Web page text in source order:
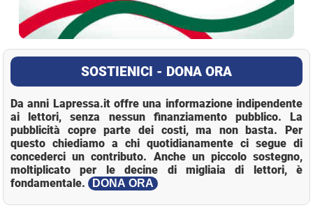
SOSTIENICI - DONA ORA
Da anni Lapressa.it offre una informazione indipendente
ai lettori, senza nessun finanziamento pubblico. La
pubblicità copre parte dei costi, ma non basta. Per
questo chiediamo a chi quotidianamente ci segue di
concederci un contributo. Anche un piccolo sostegno,
moltiplicato per le decine di migliaia di lettori, è
fondamentale.
DONA ORA